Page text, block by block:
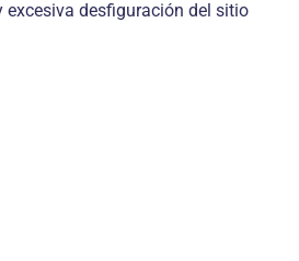
excesiva desfiguración del sitio